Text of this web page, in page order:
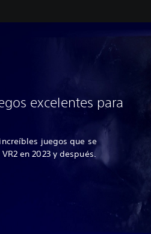
excelentes para
juegos que se
en 2023 y después.